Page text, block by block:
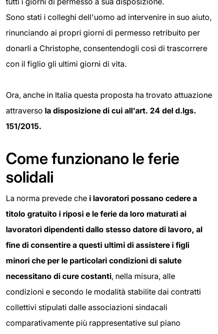
Sono stati i colleghi dell'uomo ad intervenire in suo aiuto,
rinunciando ai propri giorni di permesso retribuito per
donarli a Christophe, consentendogli così di trascorrere
con il figlio gli ultimi giorni di vita.
Ora, anche in Italia questa proposta ha trovato attuazione
attraverso la disposizione di cui all'art. 24 del d.lgs.
151/2015.
Come funzionano le ferie
solidali
La norma prevede che i lavoratori possano cedere a
titolo gratuito i riposi e le ferie da loro maturati ai
lavoratori dipendenti dallo stesso datore di lavoro, al
fine di consentire a questi ultimi di assistere i figli
minori che per le particolari condizioni di salute
necessitano di cure costanti, nella misura, alle
condizioni e secondo le modalità stabilite dai contratti
collettivi stipulati dalle associazioni sindacali
comparativamente più rappresentative sul piano